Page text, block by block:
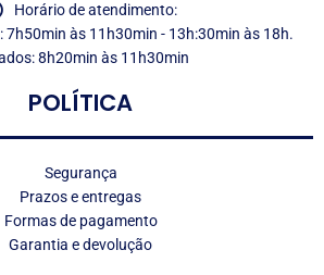
Horário de atendimento:
7h50min às 11h30min - 13h:30min às 18h.
8h20min às 11h30min
POLÍTICA
Segurança
Prazos e entregas
Formas de pagamento
Garantia e devolução